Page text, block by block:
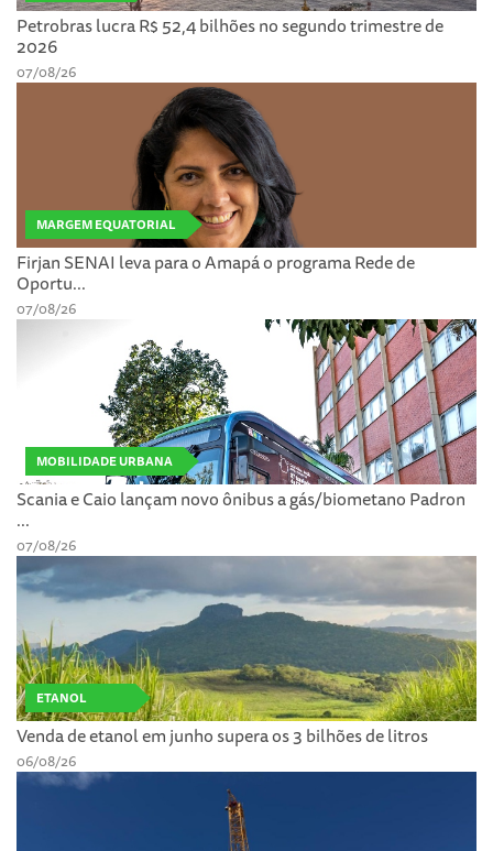
Petrobras lucra R$ 52,4 bilhões no segundo trimestre de
2026
07/08/26
MARGEM EQUATORIAL
Firjan SENAI leva para o Amapá o programa Rede de
Oportu...
07/08/26
MOBILIDADE URBANA
Scania e Caio lançam novo ônibus a gás/biometano Padron
...
07/08/26
ETANOL
Venda de etanol em junho supera os 3 bilhões de litros
06/08/26